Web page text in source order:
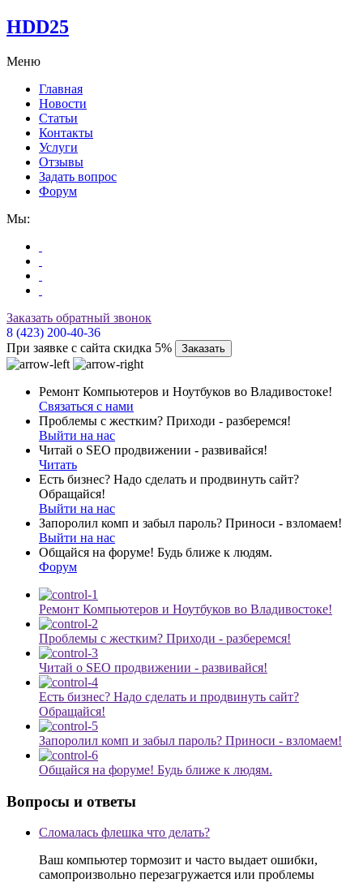
HDD25
Меню
Главная
Новости
Статьи
Контакты
Услуги
Отзывы
Задать вопрос
Форум
Мы:
Заказать обратный звонок
8 (423) 200-40-36
При заявке с сайта скидка 5%
Заказать
Ремонт Компьютеров и Ноутбуков во Владивостоке!
Связаться с нами
Проблемы с жестким? Приходи - разберемся!
Выйти на нас
Читай о SEO продвижении - развивайся!
Читать
Есть бизнес? Надо сделать и продвинуть сайт?
Обращайся!
Выйти на нас
Запоролил комп и забыл пароль? Приноси - взломаем!
Выйти на нас
Общайся на форуме! Будь ближе к людям.
Форум
Ремонт Компьютеров и Ноутбуков во Владивостоке!
Проблемы с жестким? Приходи - разберемся!
Читай о SEO продвижении - развивайся!
Есть бизнес? Надо сделать и продвинуть сайт?
Обращайся!
Запоролил комп и забыл пароль? Приноси - взломаем!
Общайся на форуме! Будь ближе к людям.
Вопросы и ответы
Сломалась флешка что делать?
Ваш компьютер тормозит и часто выдает ошибки,
самопроизвольно перезагружается или проблемы